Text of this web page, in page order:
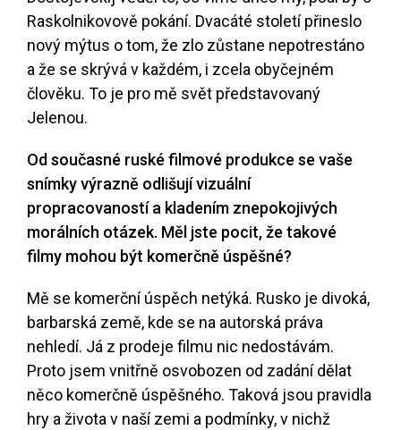
Raskolnikovově pokání. Dvacáté století přineslo
nový mýtus o tom, že zlo zůstane nepotrestáno
a že se skrývá v každém, i zcela obyčejném
člověku. To je pro mě svět představovaný
Jelenou.
Od současné ruské filmové produkce se vaše
snímky výrazně odlišují vizuální
propracovaností a kladením znepokojivých
morálních otázek. Měl jste pocit, že takové
filmy mohou být komerčně úspěšné?
Mě se komerční úspěch netýká. Rusko je divoká,
barbarská země, kde se na autorská práva
nehledí. Já z prodeje filmu nic nedostávám.
Proto jsem vnitřně osvobozen od zadání dělat
něco komerčně úspěšného. Taková jsou pravidla
hry a života v naší zemi a podmínky, v nichž